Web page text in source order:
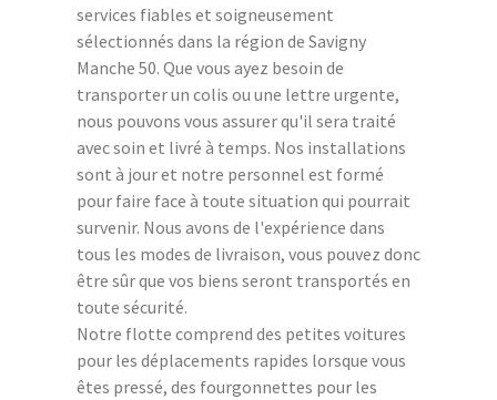
services fiables et soigneusement
sélectionnés dans la région de Savigny
Manche 50. Que vous ayez besoin de
transporter un colis ou une lettre urgente,
nous pouvons vous assurer qu'il sera traité
avec soin et livré à temps. Nos installations
sont à jour et notre personnel est formé
pour faire face à toute situation qui pourrait
survenir. Nous avons de l'expérience dans
tous les modes de livraison, vous pouvez donc
être sûr que vos biens seront transportés en
toute sécurité.
Notre flotte comprend des petites voitures
pour les déplacements rapides lorsque vous
êtes pressé, des fourgonnettes pour les